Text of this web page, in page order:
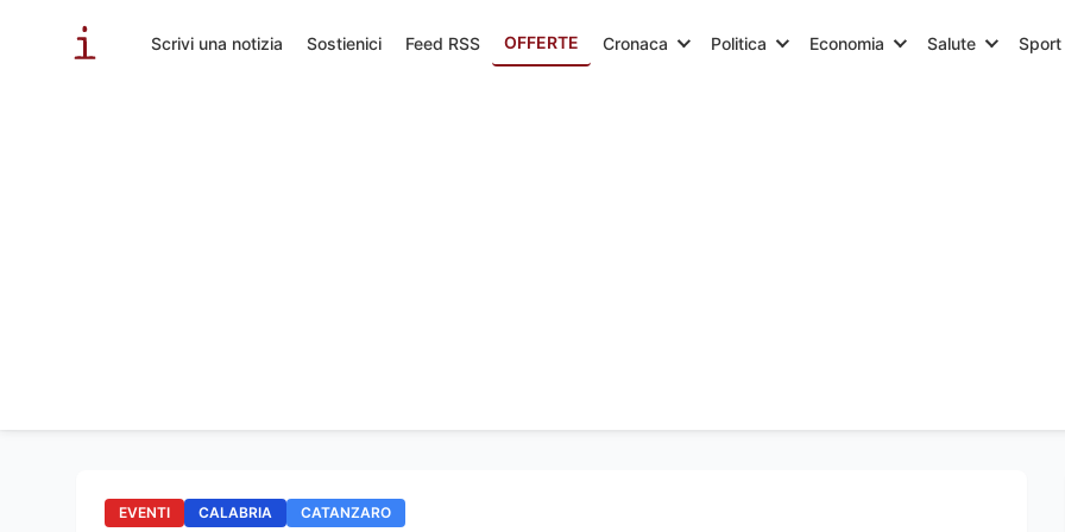
Scrivi una notizia Sostienici Feed RSS OFFERTE Cronaca Politica Economia Salute Sport
EVENTI CALABRIA CATANZARO